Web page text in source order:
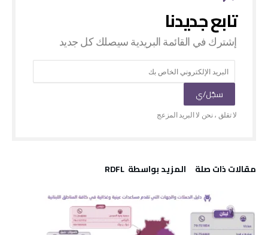
‫مقالات ذات صلة‬ ‫‫المزيد بواسطة‬ ‬ RDFL